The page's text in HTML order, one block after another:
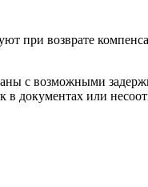
при возврате
с возможными
в документах или